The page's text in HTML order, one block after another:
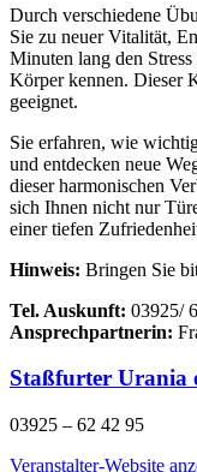
Durch verschiedene
Sie zu neuer Vitalität,
Minuten lang den
Körper kennen. Dieser
geeignet.
Sie erfahren, wie
und entdecken neue
dieser harmonischen
sich Ihnen nicht nur
einer tiefen
Hinweis: Bringen Sie
Tel. Auskunft: 03925/
Ansprechpartnerin:
Staßfurter Urania
03925 – 62 42 95
Veranstalter-Website